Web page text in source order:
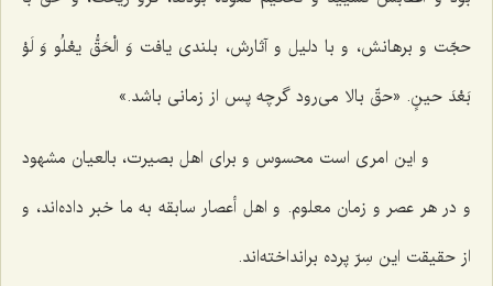
حجّت و برهانش، و با دلیل و آثارش، بلندى یافت وَ الْحَقُّ یعْلُو وَ لَوْ
بَعْدَ حینٍ. «حقّ بالا مى‌رود گرچه پس از زمانى باشد.»
و این امرى است محسوس و براى اهل بصیرت، بالعیان مشهود
و در هر عصر و زمان معلوم. و اهل أعصار سابقه به ما خبر داده‌اند، و
از حقیقت این سِرّ پرده برانداخته‌اند.